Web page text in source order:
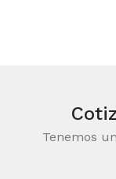
Tenemos